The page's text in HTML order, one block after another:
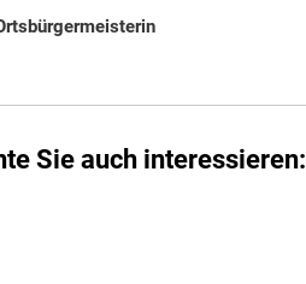
Sie auch interessieren: